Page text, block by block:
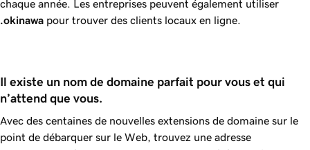
chaque année. Les entreprises peuvent également utiliser
.okinawa pour trouver des clients locaux en ligne.
Il existe un nom de domaine parfait pour vous et qui
n’attend que vous.
Avec des centaines de nouvelles extensions de domaine sur le
point de débarquer sur le Web, trouvez une adresse